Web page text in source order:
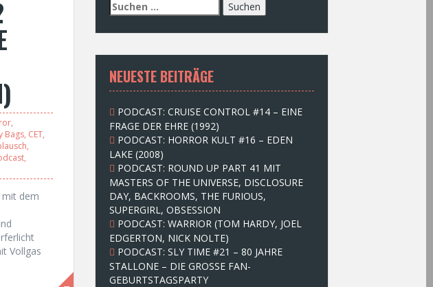
,
Bags, CET,
,
,
mit dem
Vollgas
S
u
c
e
n
n
c
h
:
NEUESTE BEITRÄGE
PODCAST: CRUISE CONTROL #14 – EINE
FRAGE DER EHRE (1992)
PODCAST: HORROR KULT #16 – EDEN
LAKE (2008)
PODCAST: ROUND UP PART 41 MIT
MASTERS OF THE UNIVERSE, DISCLOSURE
DAY, BACKROOMS, THE FURIOUS,
SUPERGIRL, OBSESSION
PODCAST: WARRIOR (TOM HARDY, JOEL
EDGERTON, NICK NOLTE)
PODCAST: SLY TIME #21 – 80 JAHRE
STALLONE – DIE GROSSE FAN-
GEBURTSTAGSPARTY